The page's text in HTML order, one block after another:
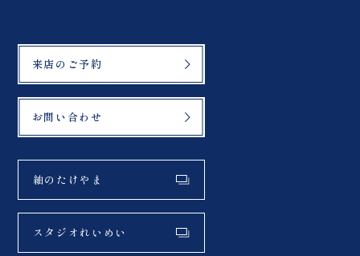
来店のご予約
お問い合わせ
紬のたけやま
スタジオれいめい